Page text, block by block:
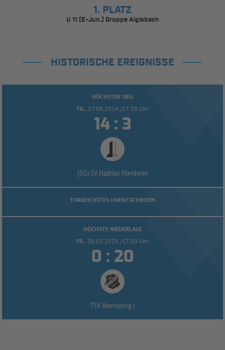
1. PLATZ
U 11 (E-Jun.) Gruppe Aiglsbach
HISTORISCHE EREIGNISSE
HÖCHSTER SIEG
FR.. 27.09.2024 /17:30 Uhr
 : 
(SG) SV Hadrian Hienheim
TORREICHSTES UNENTSCHIEDEN
HÖCHSTE NIEDERLAGE
FR.. 30.05.2025 /17:00 Uhr
 : 
TSV Abensberg I